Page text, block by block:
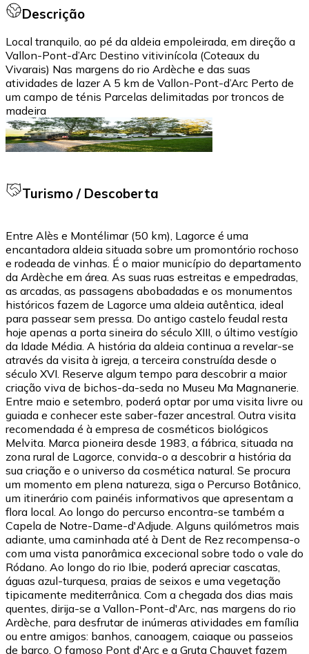
Descrição
Local tranquilo, ao pé da aldeia empoleirada, em direção a
Vallon-Pont-d’Arc Destino vitivinícola (Coteaux du
Vivarais) Nas margens do rio Ardèche e das suas
atividades de lazer A 5 km de Vallon-Pont-d’Arc Perto de
um campo de ténis Parcelas delimitadas por troncos de
madeira
Turismo / Descoberta
Entre Alès e Montélimar (50 km), Lagorce é uma
encantadora aldeia situada sobre um promontório rochoso
e rodeada de vinhas. É o maior município do departamento
da Ardèche em área. As suas ruas estreitas e empedradas,
as arcadas, as passagens abobadadas e os monumentos
históricos fazem de Lagorce uma aldeia autêntica, ideal
para passear sem pressa. Do antigo castelo feudal resta
hoje apenas a porta sineira do século XIII, o último vestígio
da Idade Média. A história da aldeia continua a revelar-se
através da visita à igreja, a terceira construída desde o
século XVI. Reserve algum tempo para descobrir a maior
criação viva de bichos-da-seda no Museu Ma Magnanerie.
Entre maio e setembro, poderá optar por uma visita livre ou
guiada e conhecer este saber-fazer ancestral. Outra visita
recomendada é à empresa de cosméticos biológicos
Melvita. Marca pioneira desde 1983, a fábrica, situada na
zona rural de Lagorce, convida-o a descobrir a história da
sua criação e o universo da cosmética natural. Se procura
um momento em plena natureza, siga o Percurso Botânico,
um itinerário com painéis informativos que apresentam a
flora local. Ao longo do percurso encontra-se também a
Capela de Notre-Dame-d'Adjude. Alguns quilómetros mais
adiante, uma caminhada até à Dent de Rez recompensa-o
com uma vista panorâmica excecional sobre todo o vale do
Ródano. Ao longo do rio Ibie, poderá apreciar cascatas,
águas azul-turquesa, praias de seixos e uma vegetação
tipicamente mediterrânica. Com a chegada dos dias mais
quentes, dirija-se a Vallon-Pont-d'Arc, nas margens do rio
Ardèche, para desfrutar de inúmeras atividades em família
ou entre amigos: banhos, canoagem, caiaque ou passeios
de barco. O famoso Pont d'Arc e a Gruta Chauvet fazem